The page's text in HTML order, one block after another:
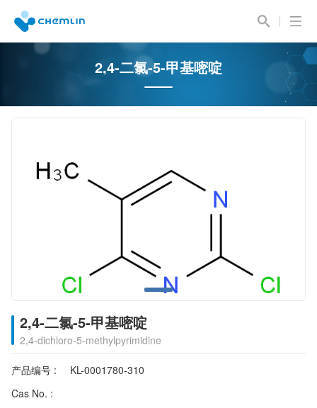
2,4-二氯-5-甲基嘧啶
2,4-二氯-5-甲基嘧啶
2,4-dichloro-5-methylpyrimidine
产品编号 :
KL-0001780-310
Cas No. :